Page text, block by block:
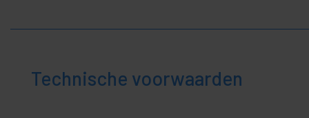
Technische voorwaarden